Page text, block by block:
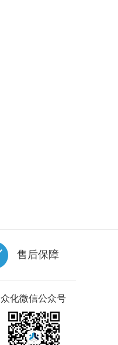
售后保障
众化微信公众号